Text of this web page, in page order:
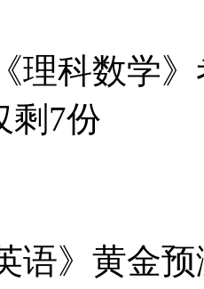
理科数学
剩 7份
语》黄金